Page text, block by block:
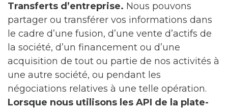
Transferts d’entreprise. Nous pouvons
partager ou transférer vos informations dans
le cadre d’une fusion, d’une vente d’actifs de
la société, d’un financement ou d’une
acquisition de tout ou partie de nos activités à
une autre société, ou pendant les
négociations relatives à une telle opération.
Lorsque nous utilisons les API de la plate-